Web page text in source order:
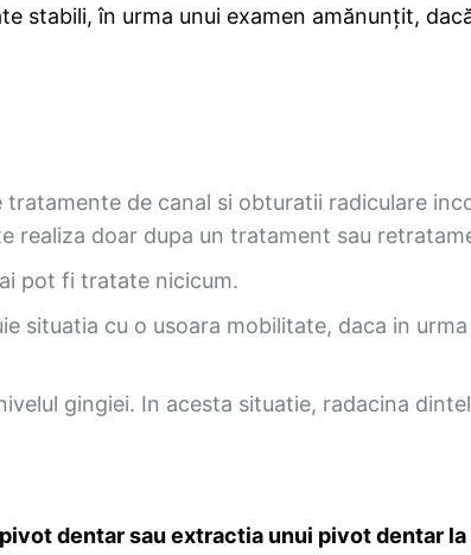
stabili, în urma unui examen amănunțit,
de canal si obturatii radiculare
realiza doar dupa un tratament sau
pot fi tratate nicicum.
situatia cu o usoara mobilitate, daca in
gingiei. In acesta situatie, radacina
dentar sau extractia unui pivot dentar